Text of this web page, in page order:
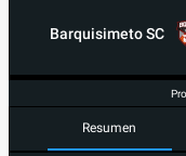
Barquisimeto SC
Resumen